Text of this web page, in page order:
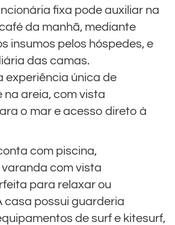
fixa pode auxiliar na
da manhã, mediante
insumos pelos hóspedes, e
das camas.
experiência única de
na areia, com vista
o mar e acesso direto à
com piscina,
com vista
para relaxar ou
casa possui guarderia
de surf e kitesurf,